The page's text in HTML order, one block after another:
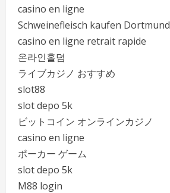
casino en ligne
Schweinefleisch kaufen Dortmund
casino en ligne retrait rapide
온라인홀덤
ライブカジノ おすすめ
slot88
slot depo 5k
ビットコイン オンラインカジノ
casino en ligne
ポーカー ゲーム
slot depo 5k
M88 login